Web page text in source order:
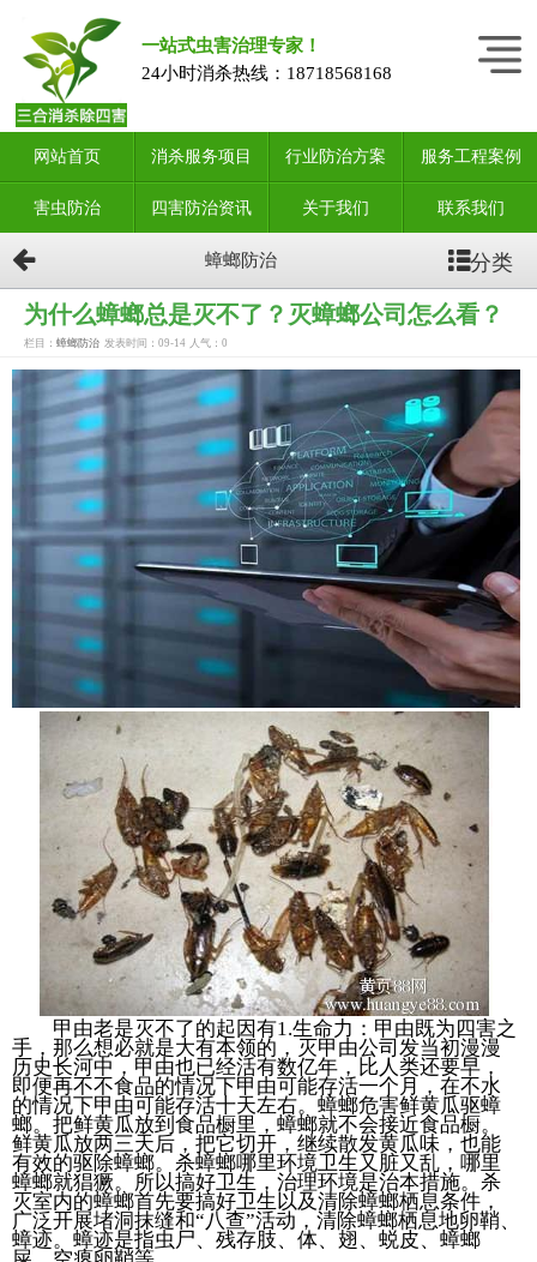
一站式虫害治理专家！
24小时消杀热线： 18718568168
网站首页 消杀服务项目 行业防治方案 服务工程案例
害虫防治 四害防治资讯 关于我们 联系我们
蟑螂防治 分类
为什么蟑螂总是灭不了？灭蟑螂公司怎么看？
栏目： 蟑螂防治 发表时间：09-14 人气： 0
甲由老是灭不了的起因有1.生命力：甲由既为四害之
手，那么想必就是大有本领的，灭甲由公司发当初漫漫
历史长河中，甲由也已经活有数亿年，比人类还要早，
即便再不不食品的情况下甲由可能存活一个月，在不水
的情况下甲由可能存活十天左右。蟑螂危害鲜黄瓜驱蟑
螂。把鲜黄瓜放到食品橱里，蟑螂就不会接近食品橱。
鲜黄瓜放两三天后，把它切开，继续散发黄瓜味，也能
有效的驱除蟑螂。杀蟑螂哪里环境卫生又脏又乱，哪里
蟑螂就猖獗。所以搞好卫生，治理环境是治本措施。杀
灭室内的蟑螂首先要搞好卫生以及清除蟑螂栖息条件，
广泛开展堵洞抹缝和“八查”活动，清除蟑螂栖息地卵鞘、
蟑迹。蟑迹是指虫尸、残存肢、体、翅、蜕皮、蟑螂